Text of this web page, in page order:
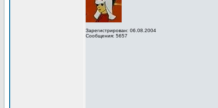
Зарегистрирован: 06.08.2004
Сообщения: 5657